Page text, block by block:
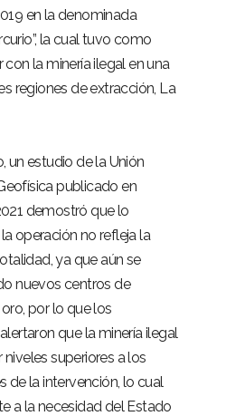
en la denominada
la cual tuvo como
la minería ilegal en una
regiones de extracción, La
un estudio de la Unión
publicado en
demostró que lo
operación no refleja la
ya que aún se
nuevos centros de
por lo que los
que la minería ilegal
superiores a los
de la intervención, lo cual
a la necesidad del Estado